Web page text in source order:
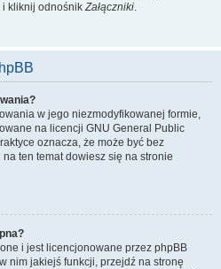
i kliknij odnośnikZałączniki.
w jego niezmodyfikowanej formie,
na licencji GNU General Public
oznacza, że może być bez
ten temat dowiesz się na stronie
i jest licencjonowane przez phpBB
nim jakiejś funkcji, przejdź na stronę